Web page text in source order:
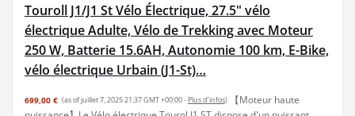
Touroll J1/J1 St Vélo Électrique, 27.5" vélo
électrique Adulte, Vélo de Trekking avec Moteur
250 W, Batterie 15.6AH, Autonomie 100 km, E-Bike,
vélo électrique Urbain (J1-St)…
699,00 € (as of juillet 7, 2025 21:37 GMT +00:00 - Plus d’infos)
【Moteur haute